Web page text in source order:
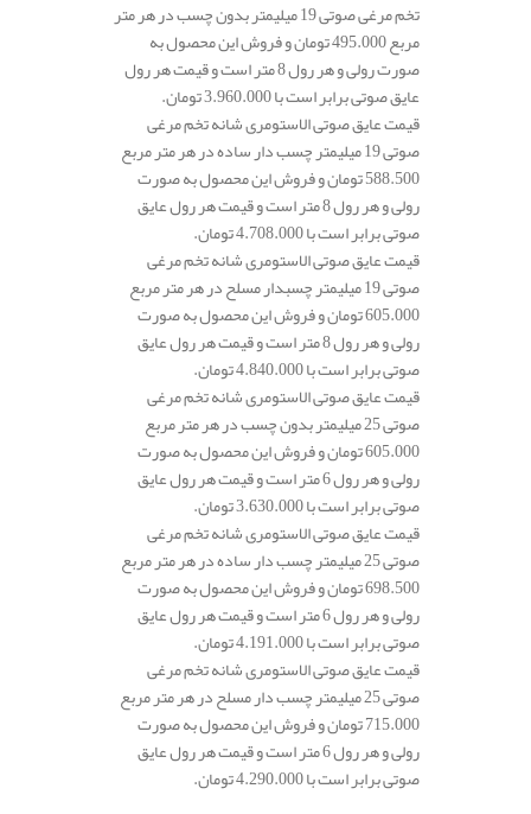
تخم مرغی صوتی 19 میلیمتر بدون چسب در هر متر
مربع 495.000 تومان و فروش این محصول به
صورت رولی و هر رول 8 متر است و قیمت هر رول
عایق صوتی برابر است با 3.960.000 تومان.
قیمت عایق صوتی الاستومری شانه تخم مرغی
صوتی 19 میلیمتر چسب دار ساده در هر متر مربع
588.500 تومان و فروش این محصول به صورت
رولی و هر رول 8 متر است و قیمت هر رول عایق
صوتی برابر است با 4.708.000 تومان.
قیمت عایق صوتی الاستومری شانه تخم مرغی
صوتی 19 میلیمتر چسبدار مسلح در هر متر مربع
605.000 تومان و فروش این محصول به صورت
رولی و هر رول 8 متر است و قیمت هر رول عایق
صوتی برابر است با 4.840.000 تومان.
قیمت عایق صوتی الاستومری شانه تخم مرغی
صوتی 25 میلیمتر بدون چسب در هر متر مربع
605.000 تومان و فروش این محصول به صورت
رولی و هر رول 6 متر است و قیمت هر رول عایق
صوتی برابر است با 3.630.000 تومان.
قیمت عایق صوتی الاستومری شانه تخم مرغی
صوتی 25 میلیمتر چسب دار ساده در هر متر مربع
698.500 تومان و فروش این محصول به صورت
رولی و هر رول 6 متر است و قیمت هر رول عایق
صوتی برابر است با 4.191.000 تومان.
قیمت عایق صوتی الاستومری شانه تخم مرغی
صوتی 25 میلیمتر چسب دار مسلح در هر متر مربع
715.000 تومان و فروش این محصول به صورت
رولی و هر رول 6 متر است و قیمت هر رول عایق
صوتی برابر است با 4.290.000 تومان.